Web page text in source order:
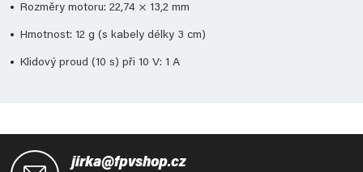
Rozměry motoru: 22,74 × 13,2 mm
Hmotnost: 12 g (s kabely délky 3 cm)
Klidový proud (10 s) při 10 V: 1 A
jirka@fpvshop.cz